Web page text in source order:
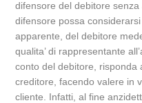
difensore del debitore
difensore possa
apparente, del debitore
qualita’ di rappresentante
conto del debitore, risponda
creditore, facendo valere in
cliente. Infatti, al fine